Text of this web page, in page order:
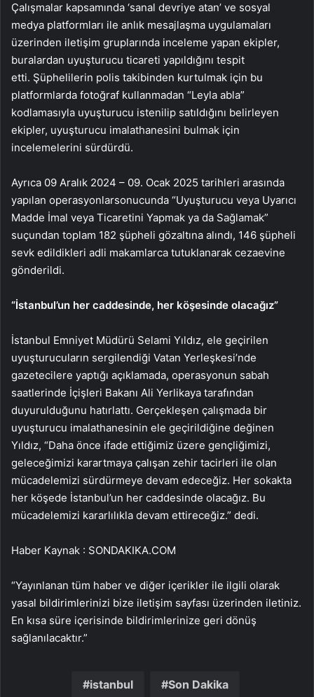
Çalışmalar kapsamında ‘sanal devriye atan’ ve sosyal
medya platformları ile anlık mesajlaşma uygulamaları
üzerinden iletişim gruplarında inceleme yapan ekipler,
buralardan uyuşturucu ticareti yapıldığını tespit
etti. Şüphelilerin polis takibinden kurtulmak için bu
platformlarda fotoğraf kullanmadan “Leyla abla”
kodlamasıyla uyuşturucu istenilip satıldığını belirleyen
ekipler, uyuşturucu imalathanesini bulmak için
incelemelerini sürdürdü.
Ayrıca 09 Aralık 2024 – 09. Ocak 2025 tarihleri arasında
yapılan operasyonlarsonucunda “Uyuşturucu veya Uyarıcı
Madde İmal veya Ticaretini Yapmak ya da Sağlamak”
suçundan toplam 182 şüpheli gözaltına alındı, 146 şüpheli
sevk edildikleri adli makamlarca tutuklanarak cezaevine
gönderildi.
“İstanbul’un her caddesinde, her köşesinde olacağız”
İstanbul Emniyet Müdürü Selami Yıldız, ele geçirilen
uyuşturucuların sergilendiği Vatan Yerleşkesi’nde
gazetecilere yaptığı açıklamada, operasyonun sabah
saatlerinde İçişleri Bakanı Ali Yerlikaya tarafından
duyurulduğunu hatırlattı. Gerçekleşen çalışmada bir
uyuşturucu imalathanesinin ele geçirildiğine değinen
Yıldız, “Daha önce ifade ettiğimiz üzere gençliğimizi,
geleceğimizi karartmaya çalışan zehir tacirleri ile olan
mücadelemizi sürdürmeye devam edeceğiz. Her sokakta
her köşede İstanbul’un her caddesinde olacağız. Bu
mücadelemizi kararlılıkla devam ettireceğiz.” dedi.
Haber Kaynak : SONDAKIKA.COM
“Yayınlanan tüm haber ve diğer içerikler ile ilgili olarak
yasal bildirimlerinizi bize iletişim sayfası üzerinden iletiniz.
En kısa süre içerisinde bildirimlerinize geri dönüş
sağlanılacaktır.”
istanbul Son Dakika